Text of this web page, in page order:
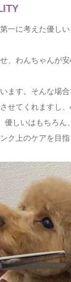
一に考えた優し
、わんちゃんが
ます。そんな場
せてくれますし、
しいはもちろん
ク上のケアを目